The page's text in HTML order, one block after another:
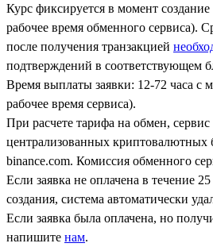
Курс фиксируется в момент
рабочее время обменного сервиса).
после получения транзакцией
подтверждений в соответствующем
Время выплаты заявки: 12-72 часа с
рабочее время сервиса).
При расчете тарифа на обмен,
централизованных криптовалютных
binance.com. Комиссия обменного
Если заявка не оплачена в течение
создания, система автоматически
Если заявка была оплачена, но
напишите нам.